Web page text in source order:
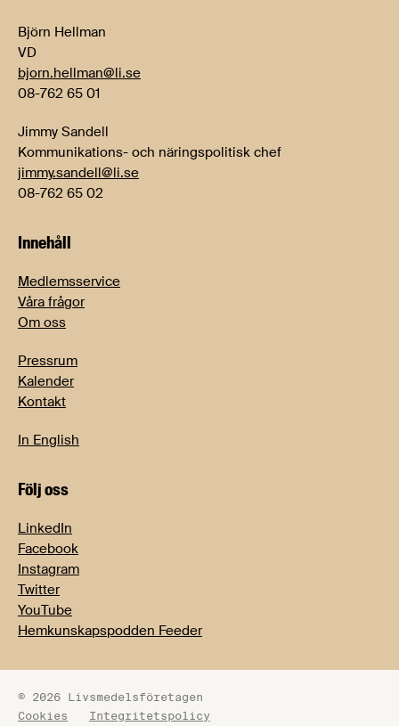
Björn Hellman
VD
bjorn.hellman@li.se
08-762 65 01
Jimmy Sandell
Kommunikations- och näringspolitisk chef
jimmy.sandell@li.se
08-762 65 02
Innehåll
Medlemsservice
Våra frågor
Om oss
Pressrum
Kalender
Kontakt
In English
Följ oss
LinkedIn
Facebook
Instagram
Twitter
YouTube
Hemkunskapspodden Feeder
© 2026 Livsmedelsföretagen
Cookies
Integritetspolicy